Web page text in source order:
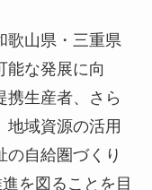
歌山県・三重県
能な発展に向
携生産者、さら
地域資源の活用
の自給圏づくり
を図ることを目